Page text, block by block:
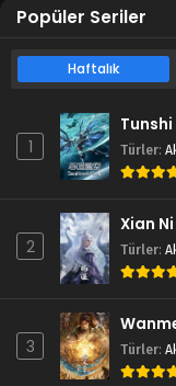
Popüler Seriler
Haftalık
1 Türler:
2
Xian Ni
Türler:
3 Türler: